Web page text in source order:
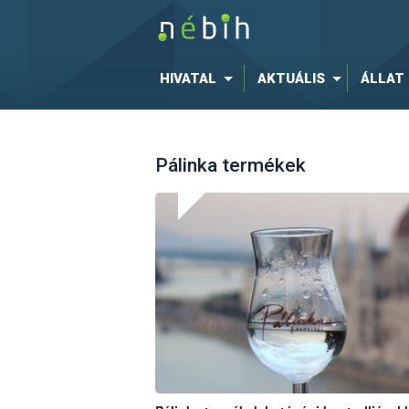
HIVATAL AKTUÁLIS ÁLLAT
Pálinka termékek